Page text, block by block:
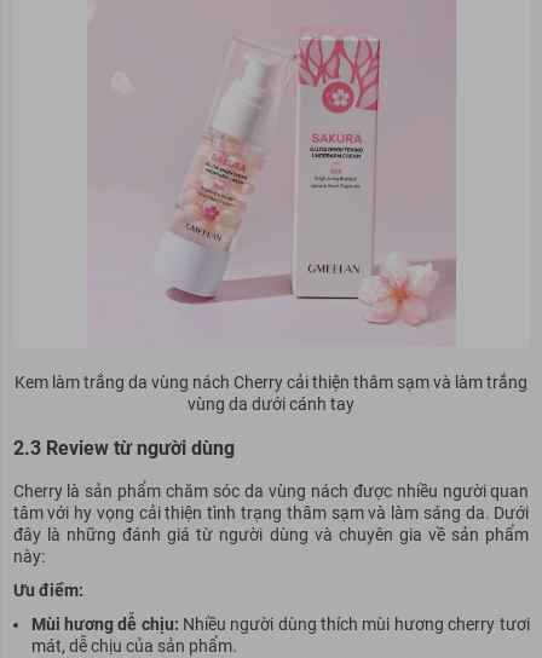
Kem làm trắng da vùng nách Cherry cải thiện thâm sạm và làm trắng
vùng da dưới cánh tay
2.3 Review từ người dùng
Cherry là sản phẩm chăm sóc da vùng nách được nhiều người quan
tâm với hy vọng cải thiện tình trạng thâm sạm và làm sáng da. Dưới
đây là những đánh giá từ người dùng và chuyên gia về sản phẩm
này:
Ưu điểm:
Mùi hương dễ chịu: Nhiều người dùng thích mùi hương cherry tươi
mát, dễ chịu của sản phẩm.